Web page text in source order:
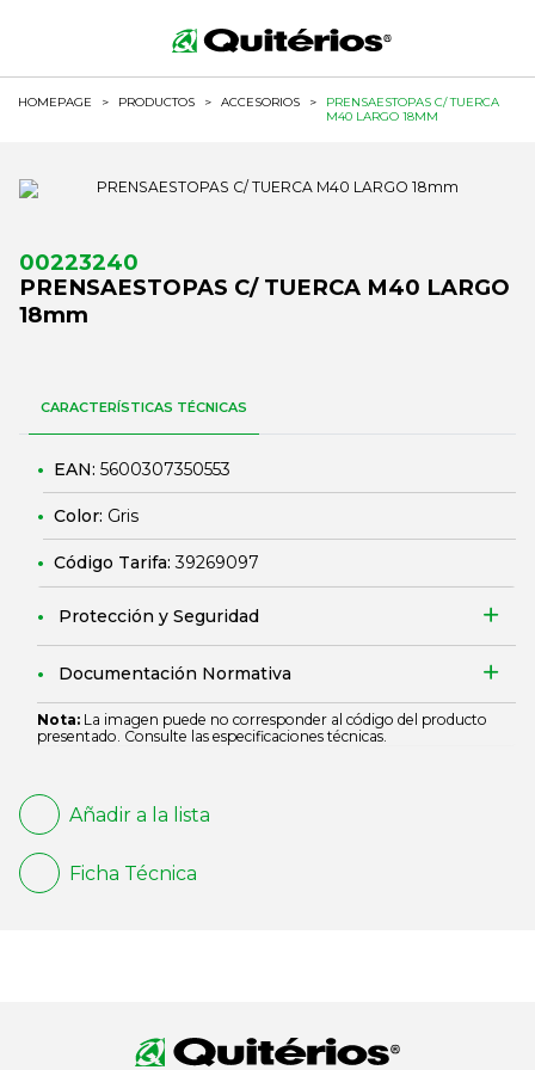
HOMEPAGE > PRODUCTOS > ACCESORIOS >
PRENSAESTOPAS C/ TUERCA
M40 LARGO 18MM
00223240
PRENSAESTOPAS C/ TUERCA M40 LARGO
18mm
CARACTERÍSTICAS TÉCNICAS
EAN: 5600307350553
Color: Gris
Código Tarifa:39269097
Protección y Seguridad
Documentación Normativa
Nota: La imagen puede no corresponder al código del producto
presentado. Consulte las especificaciones técnicas.
Añadir a la lista
Ficha Técnica